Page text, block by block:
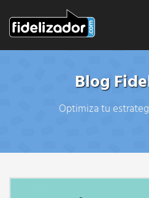
Blog
Optimiza tu